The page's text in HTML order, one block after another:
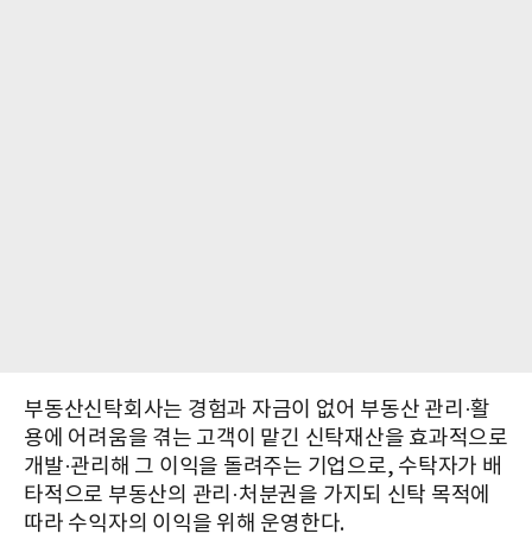
부동산신탁회사는 경험과 자금이 없어 부동산 관리·활
용에 어려움을 겪는 고객이 맡긴 신탁재산을 효과적으로
개발·관리해 그 이익을 돌려주는 기업으로, 수탁자가 배
타적으로 부동산의 관리·처분권을 가지되 신탁 목적에
따라 수익자의 이익을 위해 운영한다.